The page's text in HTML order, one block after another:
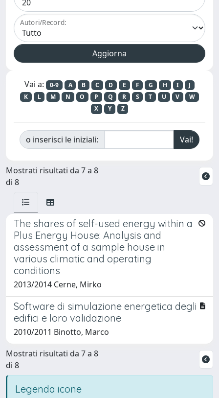
Autori/Record:
Vai a: 0-9 A B C D E F G H I
J
K
L M N O P Q R S T U V
W
X
Y Z
o inserisci le iniziali:
Mostrati risultati da 7 a 8
di 8
The shares of self-used energy within a
Plus Energy House: Analysis and
assessment of a sample house in
various climatic and operating
conditions
2013/2014 Cerne, Mirko
Software di simulazione energetica degli
edifici e loro validazione
2010/2011 Binotto, Marco
Mostrati risultati da 7 a 8
di 8
Legenda icone